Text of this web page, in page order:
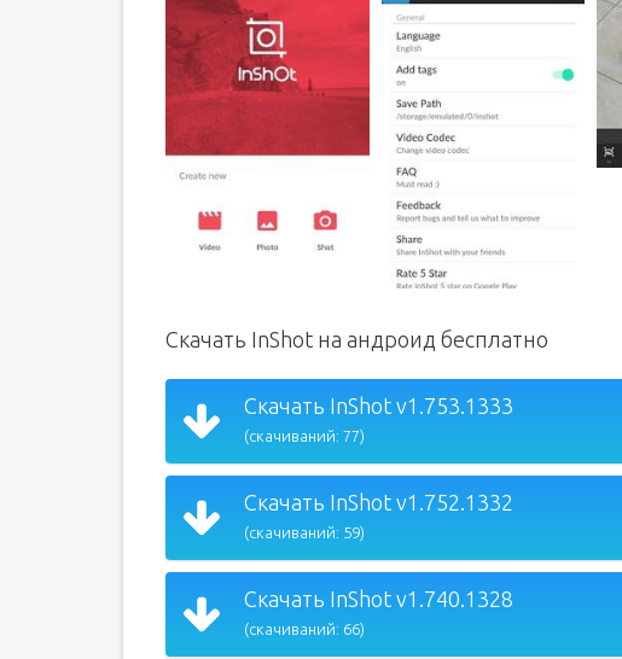
Скачать InShot на андроид бесплатно
Скачать InShot v1.753.1333
(скачиваний: 77)
Скачать InShot v1.752.1332
(скачиваний: 59)
Скачать InShot v1.740.1328
(скачиваний: 66)